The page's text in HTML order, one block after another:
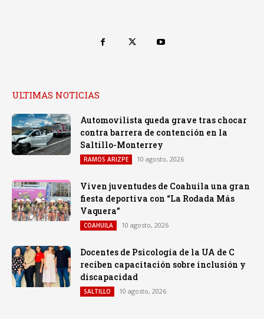
ULTIMAS NOTICIAS
Automovilista queda grave tras chocar
contra barrera de contención en la
Saltillo-Monterrey
RAMOS ARIZPE 10 agosto, 2026
Viven juventudes de Coahuila una gran
fiesta deportiva con “La Rodada Más
Vaquera”
COAHUILA 10 agosto, 2026
Docentes de Psicología de la UA de C
reciben capacitación sobre inclusión y
discapacidad
SALTILLO 10 agosto, 2026